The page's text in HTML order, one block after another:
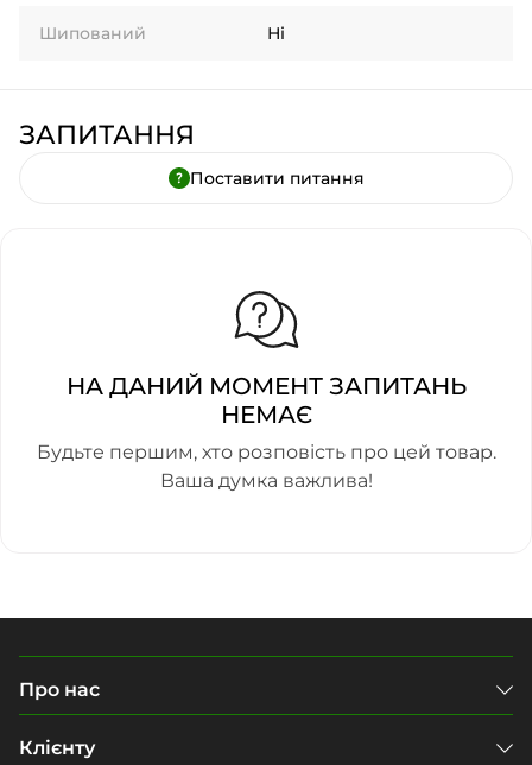
Шипований Ні
ЗАПИТАННЯ
Поставити питання
НА ДАНИЙ МОМЕНТ ЗАПИТАНЬ
НЕМАЄ
Будьте першим, хто розповість про цей товар.
Ваша думка важлива!
Про нас
Клієнту